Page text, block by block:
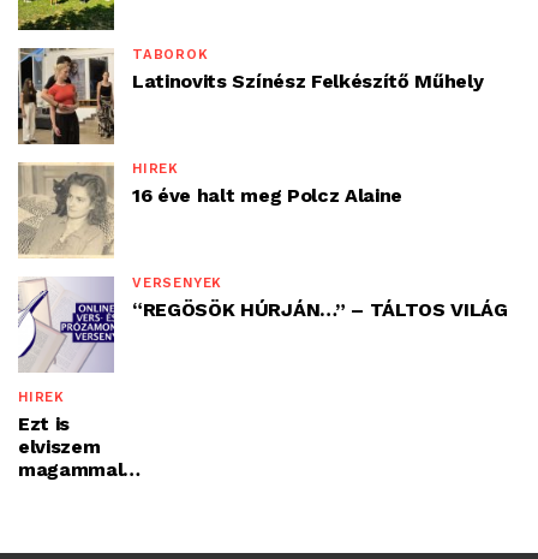
TÁBOROK
Latinovits Színész Felkészítő Műhely
HÍREK
16 éve halt meg Polcz Alaine
VERSENYEK
“REGÖSÖK HÚRJÁN…” – TÁLTOS VILÁG
HÍREK
Ezt is
elviszem
magammal…